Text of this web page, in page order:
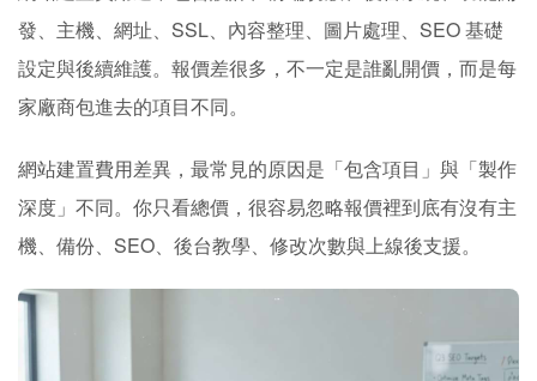
發、主機、網址、SSL、內容整理、圖片處理、SEO 基礎
設定與後續維護。報價差很多，不一定是誰亂開價，而是每
家廠商包進去的項目不同。
網站建置費用差異，最常見的原因是「包含項目」與「製作
深度」不同。你只看總價，很容易忽略報價裡到底有沒有主
機、備份、SEO、後台教學、修改次數與上線後支援。